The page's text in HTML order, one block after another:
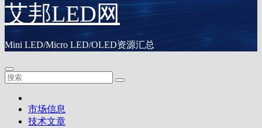
艾邦LED网
Mini LED/Micro LED/OLED资源汇总
市场信息
技术文章